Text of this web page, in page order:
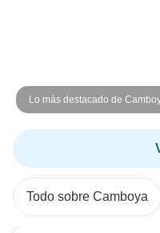
Lo más destacado de
Excursión de 5 días de Siem
a Phnom Penh
Todo sobre Camboya